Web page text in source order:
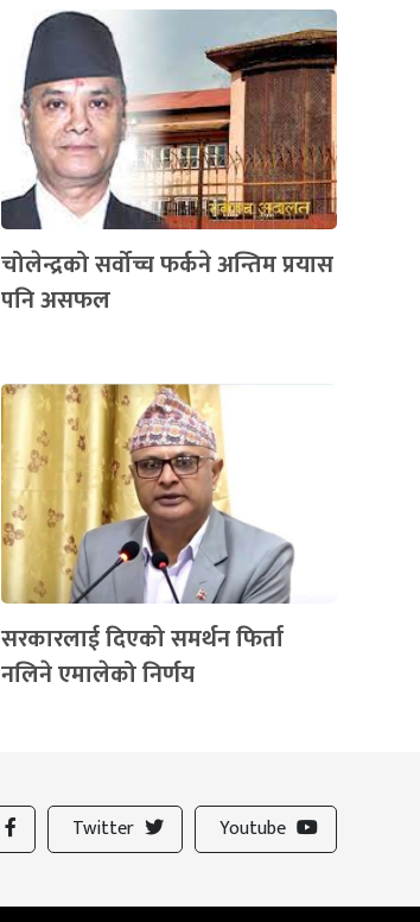
चोलेन्द्रको सर्वोच्च फर्कने अन्तिम प्रयास
पनि असफल
सरकारलाई दिएको समर्थन फिर्ता
नलिने एमालेको निर्णय
Twitter Youtube